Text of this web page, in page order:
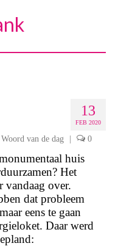
13
FEB 2020
Woord van de dag 0
huis
Het
vandaag over.
dat probleem
eens te gaan
Daar werd